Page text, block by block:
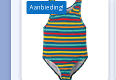
Aanbieding!